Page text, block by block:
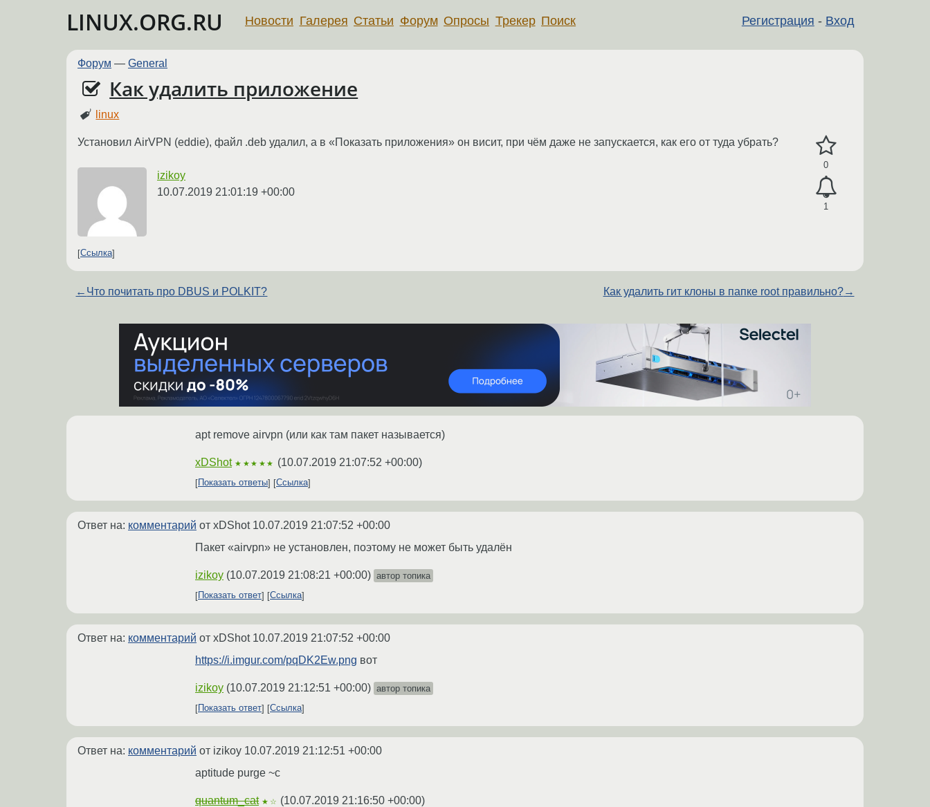
LINUX.ORG.RU Регистрация - Вход
Новости Галерея Статьи Форум Опросы Трекер Поиск
Форум — General
Как удалить приложение
linux
0
1
Установил AirVPN (eddie), файл .deb удалил, а в «Показать приложения» он висит, при чём даже не запускается, как его от туда убрать?
izikoy
10.07.2019 21:01:19 +00:00
Ссылка
← Что почитать про DBUS и POLKIT? Как удалить гит клоны в папке root правильно?→
apt remove airvpn (или как там пакет называется)
xDShot ★★★★★ (10.07.2019 21:07:52 +00:00)
Показать ответы Ссылка
Ответ на: комментарий от xDShot 10.07.2019 21:07:52 +00:00
Пакет «airvpn» не установлен, поэтому не может быть удалён
izikoy (10.07.2019 21:08:21 +00:00) автор топика
Показать ответ
Ссылка
Ответ на: комментарий от xDShot 10.07.2019 21:07:52 +00:00
https://i.imgur.com/pqDK2Ew.png вот
izikoy (10.07.2019 21:12:51 +00:00) автор топика
Показать ответ
Ссылка
Ответ на: комментарий от izikoy 10.07.2019 21:12:51 +00:00
aptitude purge ~c
quantum_cat ★☆ (10.07.2019 21:16:50 +00:00)